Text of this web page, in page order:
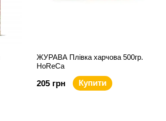
ЖУРАВА Плівка харчова 500гр.
HoReCa
205 грн Купити